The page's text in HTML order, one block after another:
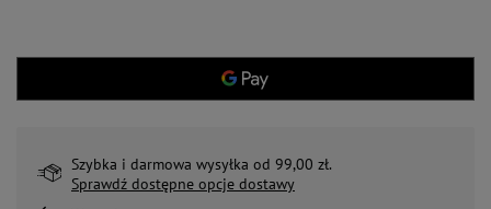
Szybka i darmowa wysyłka od 99,00 zł.
Sprawdź dostępne opcje dostawy